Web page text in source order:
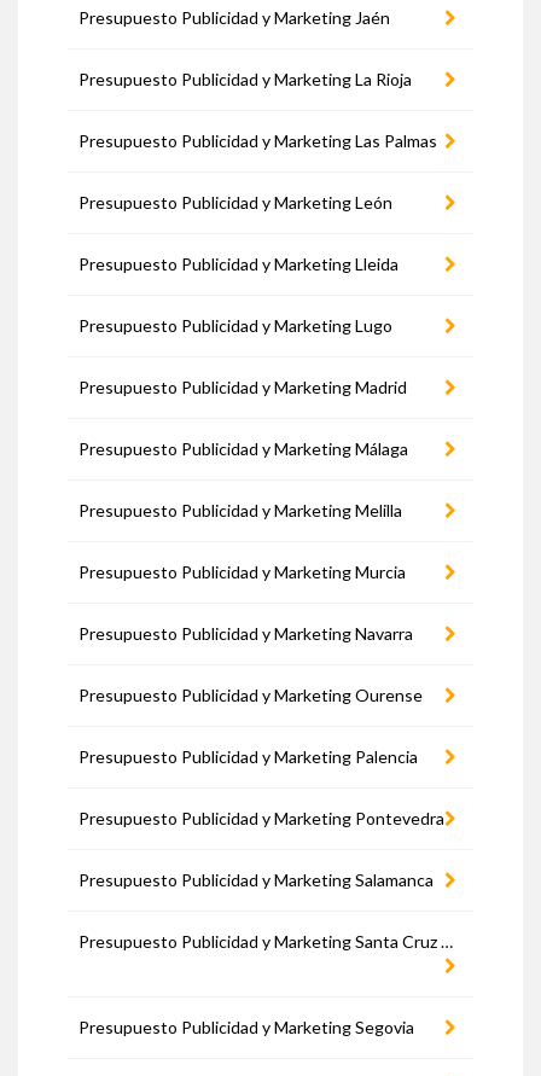
Presupuesto Publicidad y Marketing Jaén
Presupuesto Publicidad y Marketing La Rioja
Presupuesto Publicidad y Marketing Las Palmas
Presupuesto Publicidad y Marketing León
Presupuesto Publicidad y Marketing Lleida
Presupuesto Publicidad y Marketing Lugo
Presupuesto Publicidad y Marketing Madrid
Presupuesto Publicidad y Marketing Málaga
Presupuesto Publicidad y Marketing Melilla
Presupuesto Publicidad y Marketing Murcia
Presupuesto Publicidad y Marketing Navarra
Presupuesto Publicidad y Marketing Ourense
Presupuesto Publicidad y Marketing Palencia
Presupuesto Publicidad y Marketing Pontevedra
Presupuesto Publicidad y Marketing Salamanca
Presupuesto Publicidad y Marketing Santa Cruz de Tenerife
Presupuesto Publicidad y Marketing Segovia